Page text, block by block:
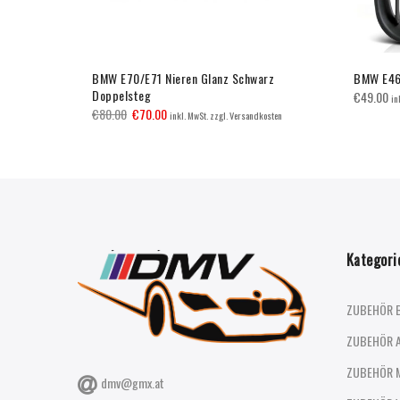
BMW E70/E71 Nieren Glanz Schwarz
Doppelsteg
€80.00 €70.00inkl. MwSt. zzgl. Versandkosten
BMW
€49.00
dmv@gmx.at
ZUBEHÖR
ZUBEHÖR
ZUBEHÖR